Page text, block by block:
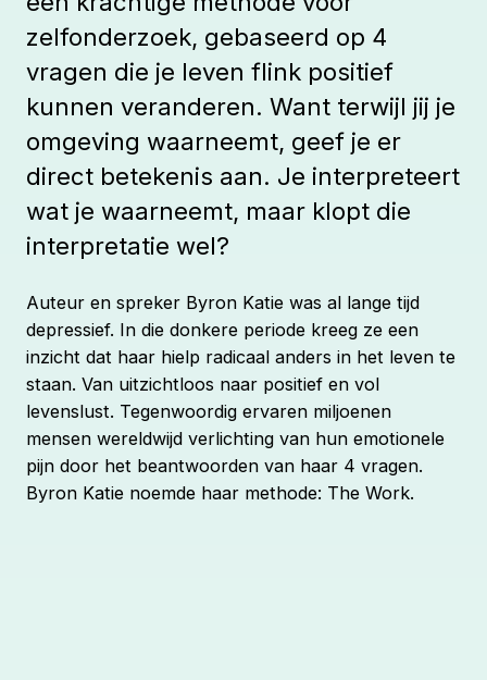
zelfonderzoek, gebaseerd op 4
vragen die je leven flink positief
kunnen veranderen. Want terwijl jij je
omgeving waarneemt, geef je er
direct betekenis aan. Je interpreteert
wat je waarneemt, maar klopt die
interpretatie wel?
Auteur en spreker Byron Katie was al lange tijd
depressief. In die donkere periode kreeg ze een
inzicht dat haar hielp radicaal anders in het leven te
staan. Van uitzichtloos naar positief en vol
levenslust. Tegenwoordig ervaren miljoenen
mensen wereldwijd verlichting van hun emotionele
pijn door het beantwoorden van haar 4 vragen.
Byron Katie noemde haar methode: The Work.